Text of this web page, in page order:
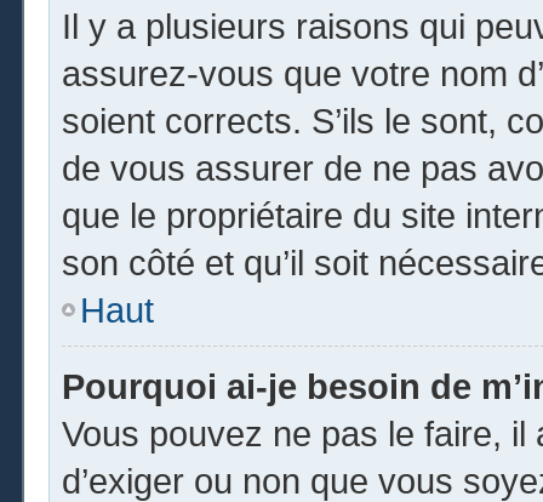
Il y a plusieurs raisons qui
assurez-vous que votre nom
soient corrects. S’ils le sont,
de vous assurer de ne pas
que le propriétaire du site
son côté et qu’il soit
Haut
Pourquoi ai-je besoin de
Vous pouvez ne pas le faire, il
d’exiger ou non que vous